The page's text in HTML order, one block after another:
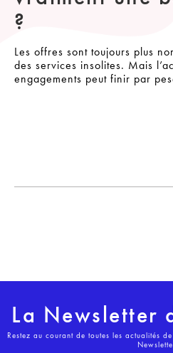
?
Les offres sont toujours plus
des services insolites. Mais
engagements peut finir par
La Newsletter
Restez au courant de toutes les actualités